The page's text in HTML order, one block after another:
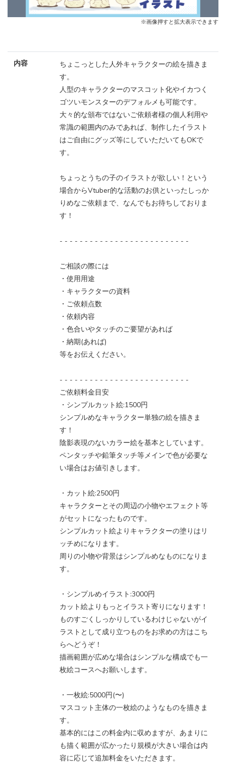
※画像押すと拡大表示できます
内容
ちょこっとした人外キャラクターの絵を描きま
す。
人型のキャラクターのマスコット化やイカつく
ゴツいモンスターのデフォルメも可能です。
大々的な頒布ではないご依頼者様の個人利用や
常識の範囲内のみであれば、制作したイラスト
はご自由にグッズ等にしていただいてもOKで
す。
ちょっとうちの子のイラストが欲しい！という
場合からVtuber的な活動のお供といったしっか
りめなご依頼まで、なんでもお待ちしておりま
す！
- - - - - - - - - - - - - - - - - - - - - - - - - -
ご相談の際には
・使用用途
・キャラクターの資料
・ご依頼点数
・依頼内容
・色合いやタッチのご要望があれば
・納期(あれば)
等をお伝えください。
- - - - - - - - - - - - - - - - - - - - - - - - - -
ご依頼料金目安
・シンプルカット絵:1500円
シンプルめなキャラクター単独の絵を描きま
す！
陰影表現のないカラー絵を基本としています。
ペンタッチや鉛筆タッチ等メインで色が必要な
い場合はお値引きします。
・カット絵:2500円
キャラクターとその周辺の小物やエフェクト等
がセットになったものです。
シンプルカット絵よりキャラクターの塗りはリ
ッチめになります。
周りの小物や背景はシンプルめなものになりま
す。
・シンプルめイラスト:3000円
カット絵よりもっとイラスト寄りになります！
ものすごくしっかりしているわけじゃないがイ
ラストとして成り立つものをお求めの方はこち
らへどうぞ！
描画範囲が広めな場合はシンプルな構成でも一
枚絵コースへお願いします。
・一枚絵:5000円(〜)
マスコット主体の一枚絵のようなものを描きま
す。
基本的にはこの料金内に収めますが、あまりに
も描く範囲が広かったり規模が大きい場合は内
容に応じて追加料金をいただきます。